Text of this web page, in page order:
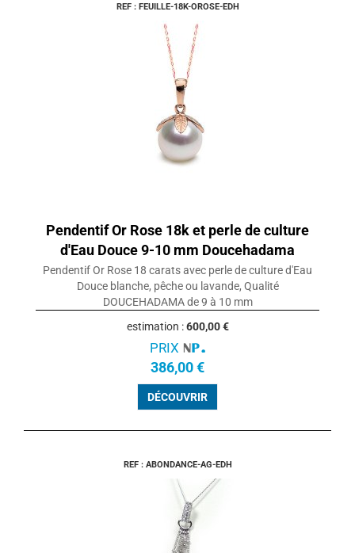
REF : FEUILLE-18K-OROSE-EDH
Pendentif Or Rose 18k et perle de culture
d'Eau Douce 9-10 mm Doucehadama
Pendentif Or Rose 18 carats avec perle de culture d'Eau
Douce blanche, pêche ou lavande, Qualité
DOUCEHADAMA de 9 à 10 mm
estimation :600,00 €
PRIX
386,00 €
DÉCOUVRIR
REF : ABONDANCE-AG-EDH